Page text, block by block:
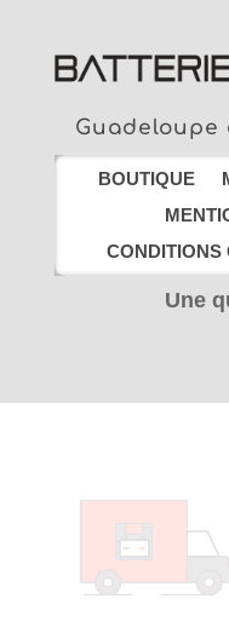
Guadeloupe
BOUTIQUE
CONDITIONS
Une